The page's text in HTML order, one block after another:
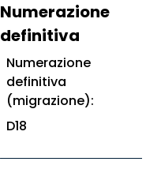
Numerazione
definitiva
Numerazione
definitiva
(migrazione):
D18